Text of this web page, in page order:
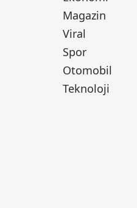
Magazin
Viral
Spor
Otomobil
Teknoloji